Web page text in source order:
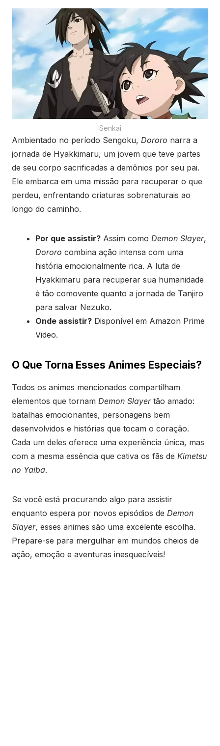
Senkai
Ambientado no período Sengoku, Dororo narra a
jornada de Hyakkimaru, um jovem que teve partes
de seu corpo sacrificadas a demônios por seu pai.
Ele embarca em uma missão para recuperar o que
perdeu, enfrentando criaturas sobrenaturais ao
longo do caminho.
Por que assistir? Assim como Demon Slayer,
Dororo combina ação intensa com uma
história emocionalmente rica. A luta de
Hyakkimaru para recuperar sua humanidade
é tão comovente quanto a jornada de Tanjiro
para salvar Nezuko.
Onde assistir? Disponível em Amazon Prime
Video.
O Que Torna Esses Animes Especiais?
Todos os animes mencionados compartilham
elementos que tornam Demon Slayertão amado:
batalhas emocionantes, personagens bem
desenvolvidos e histórias que tocam o coração.
Cada um deles oferece uma experiência única, mas
com a mesma essência que cativa os fãs de Kimetsu
no Yaiba.
Se você está procurando algo para assistir
enquanto espera por novos episódios de Demon
Slayer, esses animes são uma excelente escolha.
Prepare-se para mergulhar em mundos cheios de
ação, emoção e aventuras inesquecíveis!